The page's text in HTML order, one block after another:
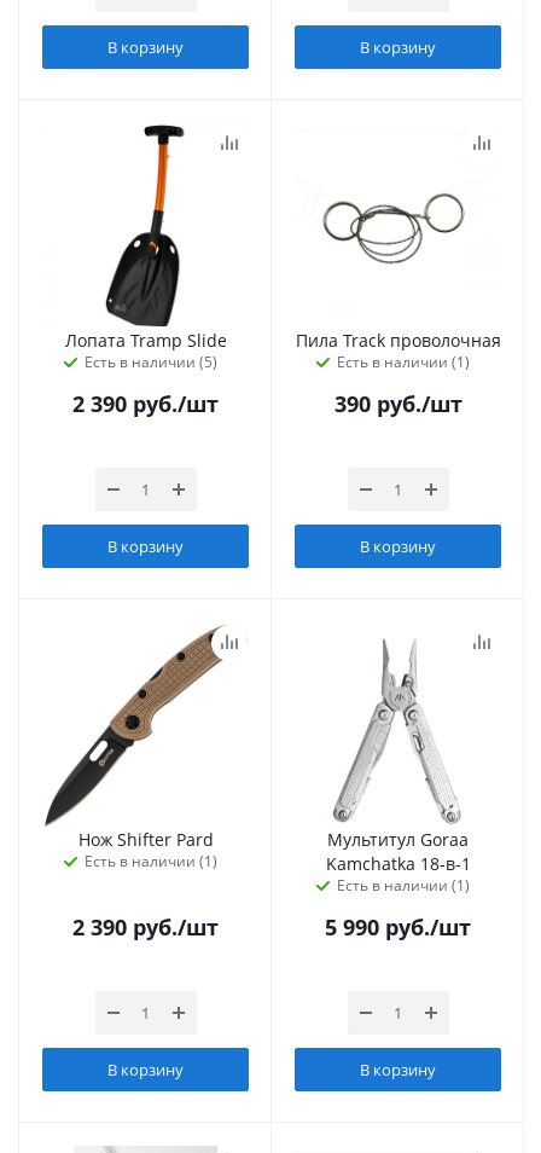
В корзину В корзину
Лопата Tramp Slide
Есть в наличии (5)
2 390 руб./шт
В корзину
Пила Track проволочная
Есть в наличии (1)
390руб./шт
В корзину
Нож Shifter Pard
Есть в наличии (1)
2 390 руб./шт
В корзину
Мультитул Goraa
Kamchatka 18-в-1
Есть в наличии (1)
5 990 руб./шт
В корзину